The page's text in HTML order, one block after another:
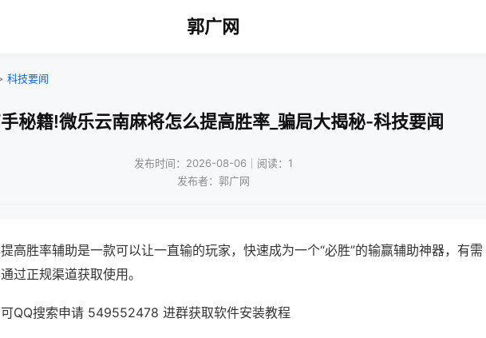
郭广网
科技要闻
秘籍!微乐云南麻将怎么提高胜率_骗局大揭秘-科技要闻
发布时间：2026-08-06｜阅读：1
发布者：郭广网
高胜率辅助是一款可以让一直输的玩家，快速成为一个“必胜”的输赢辅助神器，有需
过正规渠道获取使用。
QQ搜索申请 549552478 进群获取软件安装教程